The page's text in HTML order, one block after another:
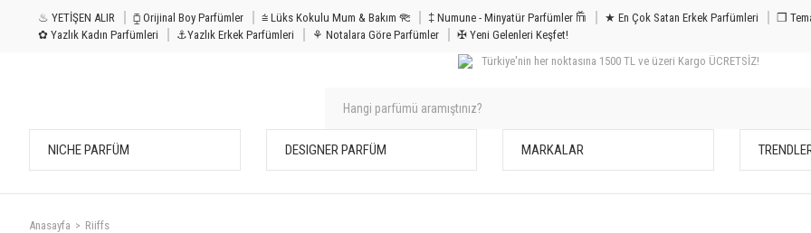
♨ YETİŞEN ALIR ⧮ Orijinal Boy Parfümler ⩭ Lüks Kokulu Mum & Bakım 𐦝 ‡ Numune - Minyatür Parfümler 𐙏 ★ En Çok Satan Erkek Parfümleri
❒
✿ Yazlık Kadın Parfümleri
⚓Yazlık Erkek Parfümleri ⚘ Notalara Göre Parfümler ✠ Yeni Gelenleri Keşfet!
Türkiye'nin her noktasına 1500 TL ve üzeri Kargo ÜCRETSİZ!
NICHE PARFÜM DESIGNER PARFÜM MARKALAR
Anasayfa Riiffs